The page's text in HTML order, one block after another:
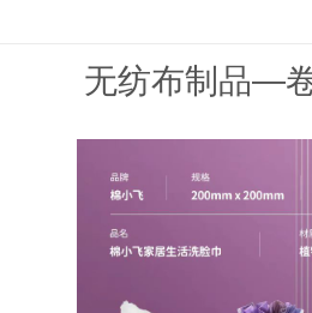
无纺布制品—